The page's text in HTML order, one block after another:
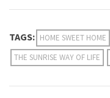
TAGS: HOME SWEET HOME
THE SUNRISE WAY OF LIFE